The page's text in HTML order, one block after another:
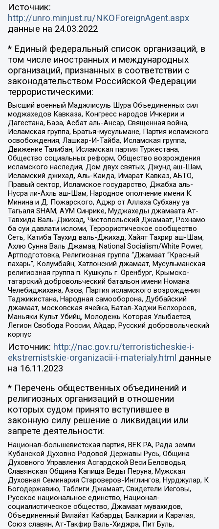
Источник:
http://unro.minjust.ru/NKOForeignAgent.aspx
данные на 24.03.2022
* Единый федеральный список организаций, в
том числе иностранных и международных
организаций, признанных в соответствии с
законодательством Российской Федерации
террористическими:
Высший военный Маджлисуль Шура Объединенных сил
моджахедов Кавказа, Конгресс народов Ичкерии и
Дагестана, База, Асбат аль-Ансар, Священная война,
Исламская группа, Братья-мусульмане, Партия исламского
освобождения, Лашкар-И-Тайба, Исламская группа,
Движение Талибан, Исламская партия Туркестана,
Общество социальных реформ, Общество возрождения
исламского наследия, Дом двух святых, Джунд аш-Шам,
Исламский джихад, Аль-Каида, Имарат Кавказ, АБТО,
Правый сектор, Исламское государство, Джабха аль-
Нусра ли-Ахль аш-Шам, Народное ополчение имени К.
Минина и Д. Пожарского, Аджр от Аллаха Субхану уа
Тагьаля SHAM, АУМ Синрике, Муджахеды джамаата Ат-
Тавхида Валь-Джихад, Чистопольский Джамаат, Рохнамо
ба суи давлати исломи, Террористическое сообщество
Сеть, Катиба Таухид валь-Джихад, Хайят Тахрир аш-Шам,
Ахлю Сунна Валь Джамаа, National Socialism/White Power,
Артподготовка, Религиозная группа “Джамаат “Красный
пахарь”, Колумбайн, Хатлонский джамаат, Мусульманская
религиозная группа п. Кушкуль г. Оренбург, Крымско-
татарский добровольческий батальон имени Номана
Челебиджихана, Азов, Партия исламского возрождения
Таджикистана, Народная самооборона, Дуббайский
джамаат, московская ячейка, Батал-Хаджи Белхороев,
Маньяки Культ Убийц, Молодёжь Которая Улыбается,
Легион Свобода России, Айдар, Русский добровольческий
корпус
Источник: http://nac.gov.ru/terroristicheskie-i-
ekstremistskie-organizacii-i-materialy.html данные
на 16.11.2023
* Перечень общественных объединений и
религиозных организаций в отношении
которых судом принято вступившее в
законную силу решение о ликвидации или
запрете деятельности:
Национал-большевистская партия, ВЕК РА, Рада земли
Кубанской Духовно Родовой Державы Русь, Община
Духовного Управления Асгардской Веси Беловодья,
Славянская Община Капища Веды Перуна, Мужская
Духовная Семинария Староверов-Инглингов, Нурджулар, К
Богодержавию, Таблиги Джамаат, Свидетели Иеговы,
Русское национальное единство, Национал-
социалистическое общество, Джамаат мувахидов,
Объединенный Вилайат Кабарды, Балкарии и Карачая,
Союз славян, Ат-Такфир Валь-Хиджра, Пит Буль,